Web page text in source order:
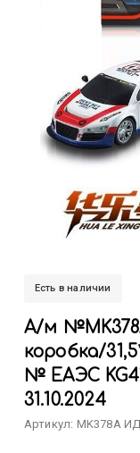
Есть в наличии
А/м
коробка/
№ ЕАЭС
31.10.2024
Артикул: MK378A ИД